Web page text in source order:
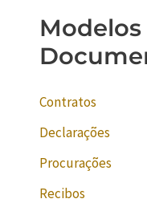
Modelos
Contratos
Declarações
Procurações
Recibos